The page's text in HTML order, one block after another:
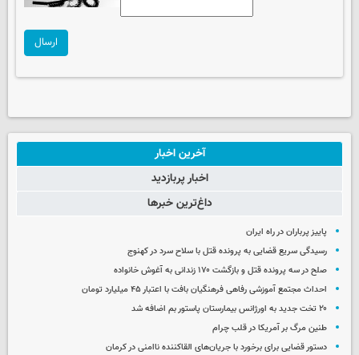
ارسال
آخرین اخبار
اخبار پربازدید
داغ‌ترین خبرها
پاییز پرباران در راه ایران
رسیدگی سریع قضایی به پرونده قتل با سلاح سرد در کهنوج
صلح در سه پرونده قتل و بازگشت ۱۷۰ زندانی به آغوش خانواده
احداث مجتمع آموزشی رفاهی فرهنگیان بافت با اعتبار ۴۵ میلیارد تومان
۲۰ تخت جدید به اورژانس بیمارستان پاستور بم اضافه شد
طنین مرگ بر آمریکا در قلب چرام
دستور قضایی برای برخورد با جریان‌های القاکننده ناامنی در کرمان